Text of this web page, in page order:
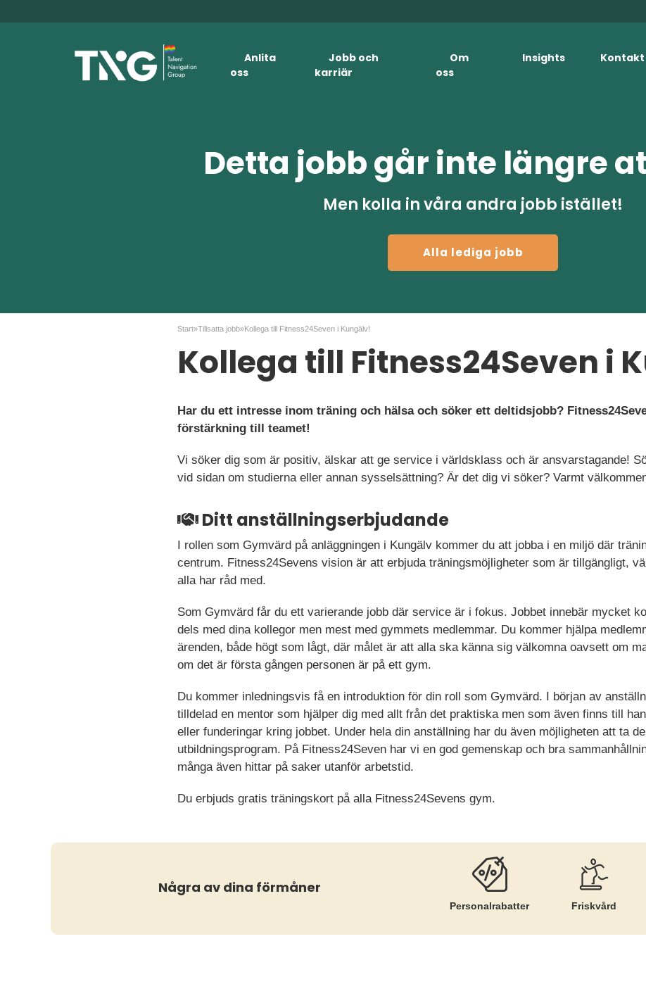
Anlita
oss
Jobb och
karriär
Om
oss
Insights Kontakt
Detta jobb går inte längre
Men kolla in våra andra jobb istället!
Alla lediga jobb
Start»Tillsatta jobb»Kollega till Fitness24Seven i Kungälv!
Kollega till Fitness24Seven i
Har du ett intresse inom träning och hälsa och söker ett deltidsjobb?
förstärkning till teamet!
Vi söker dig som är positiv, älskar att ge service i världsklass och är ansvarstagande!
vid sidan om studierna eller annan sysselsättning? Är det dig vi söker? Varmt
Ditt anställningserbjudande
I rollen som Gymvärd på anläggningen i Kungälv kommer du att jobba i en miljö där
centrum. Fitness24Sevens vision är att erbjuda träningsmöjligheter som är tillgängligt,
alla har råd med.
Som Gymvärd får du ett varierande jobb där service är i fokus. Jobbet innebär mycket
dels med dina kollegor men mest med gymmets medlemmar. Du kommer hjälpa
ärenden, både högt som lågt, där målet är att alla ska känna sig välkomna oavsett om
om det är första gången personen är på ett gym.
Du kommer inledningsvis få en introduktion för din roll som Gymvärd. I början av
tilldelad en mentor som hjälper dig med allt från det praktiska men som även finns till
eller funderingar kring jobbet. Under hela din anställning har du även möjligheten att ta
utbildningsprogram. På Fitness24Seven har vi en god gemenskap och bra
många även hittar på saker utanför arbetstid.
Du erbjuds gratis träningskort på alla Fitness24Sevens gym.
Några av dina förmåner
Personalrabatter Friskvård